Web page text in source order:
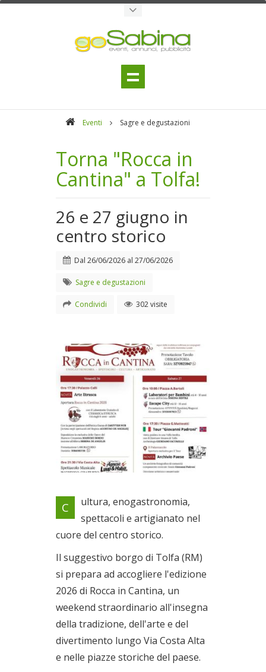
Eventi Sagre e degustazioni
Torna "Rocca in
Cantina" a Tolfa!
26 e 27 giugno in
centro storico
Dal 26/06/2026 al 27/06/2026
Sagre e degustazioni
Condividi 302 visite
26 e 27 giugno in centro
storico
Dal 26/06/2026 al
27/06/2026
C
ultura, enogastronomia,
spettacoli e artigianato nel
cuore del centro storico.
Il suggestivo borgo di Tolfa (RM)
si prepara ad accogliere l'edizione
2026 di Rocca in Cantina, un
weekend straordinario all'insegna
della tradizione, dell'arte e del
divertimento lungo Via Costa Alta
e nelle piazze storiche del paese.